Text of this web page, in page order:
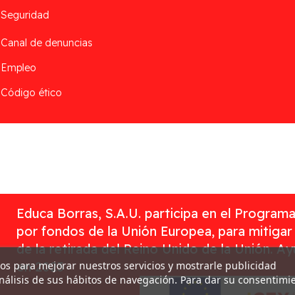
Seguridad
Canal de denuncias
Empleo
Código ético
Educa Borras, S.A.U. participa en el
por fondos de la Unión Europea, para
de la retirada del Reino Unido de la Unión.
en 2023
para mejorar nuestros servicios y mostrarle publicidad
de sus hábitos de navegación. Para dar su